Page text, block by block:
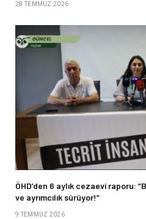
28 TEMMUZ 2026
ÖHD’den 6 aylık cezaevi raporu:
ve ayrımcılık sürüyor!”
9 TEMMUZ 2026